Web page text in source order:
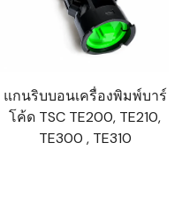
แกนริบบอนเครื่องพิมพ์บาร์
โค้ด TSC TE200, TE210,
TE300 , TE310